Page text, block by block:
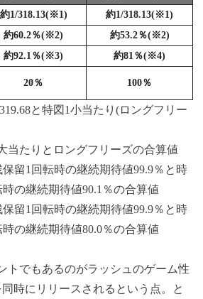
約1/318.13(※1)
約1/318.13(※1)
約60.2％(※2)
約53.2％(※2)
約92.1％(※3)
約81％(※4)
20％ 100％
と特図1小当たり(ロングフリー
たりとロングフリーズの合算値
留1回転時の継続期待値99.9％と時
の継続期待値90.1％の合算値
留1回転時の継続期待値99.9％と時
の継続期待値80.0％の合算値
トでもあるのがラッシュのゲーム性
時にリリースされるという点。と